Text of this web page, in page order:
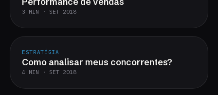
3 MIN · SET 2018
ESTRATÉGIA
Como analisar meus concorrentes?
4 MIN · SET 2018